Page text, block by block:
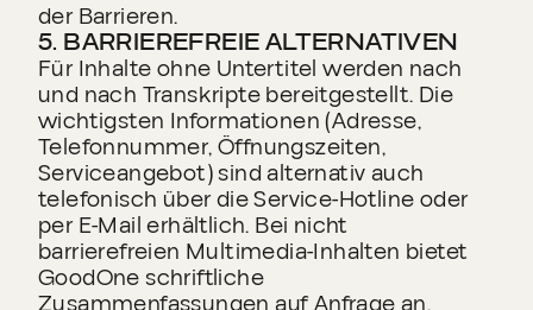
der Barrieren.
5. BARRIEREFREIE ALTERNATIVEN
Für Inhalte ohne Untertitel werden nach
und nach Transkripte bereitgestellt. Die
wichtigsten Informationen (Adresse,
Telefonnummer, Öffnungszeiten,
Serviceangebot) sind alternativ auch
telefonisch über die Service‑Hotline oder
per E‑Mail erhältlich. Bei nicht
barrierefreien Multimedia‑Inhalten bietet
GoodOne schriftliche